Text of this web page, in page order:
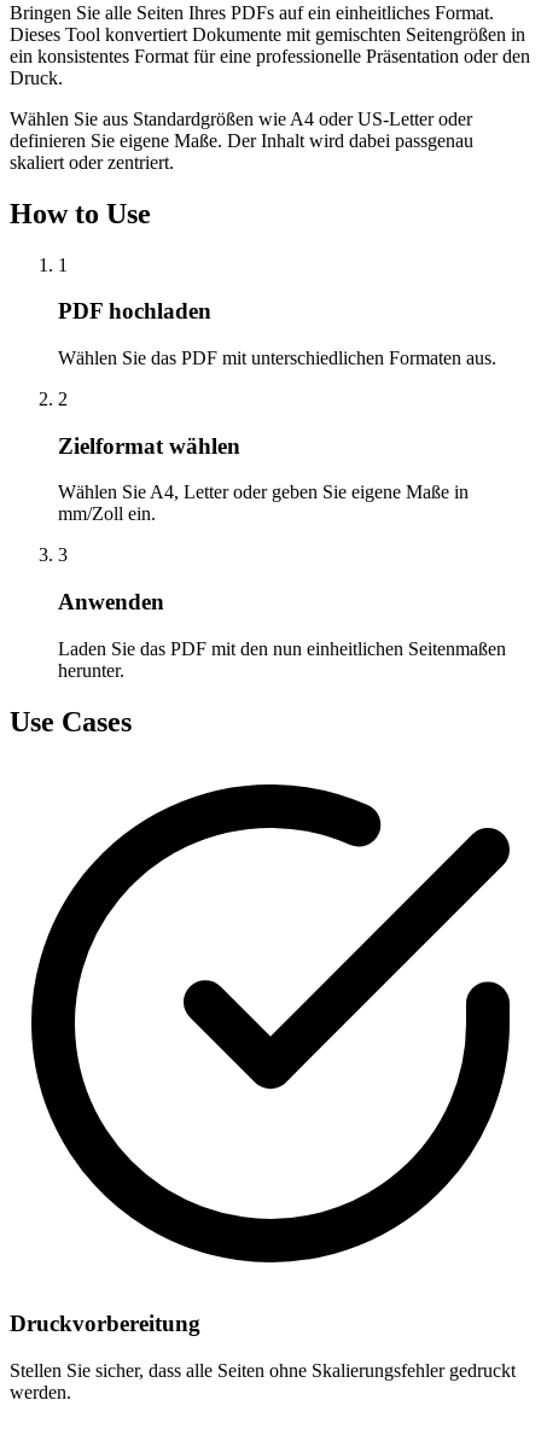
Bringen Sie alle Seiten Ihres PDFs auf ein einheitliches Format.
Dieses Tool konvertiert Dokumente mit gemischten Seitengrößen in
ein konsistentes Format für eine professionelle Präsentation oder den
Druck.
Wählen Sie aus Standardgrößen wie A4 oder US-Letter oder
definieren Sie eigene Maße. Der Inhalt wird dabei passgenau
skaliert oder zentriert.
How to Use
1
PDF hochladen
Wählen Sie das PDF mit unterschiedlichen Formaten aus.
2
Zielformat wählen
Wählen Sie A4, Letter oder geben Sie eigene Maße in
mm/Zoll ein.
3
Anwenden
Laden Sie das PDF mit den nun einheitlichen Seitenmaßen
herunter.
Use Cases
Druckvorbereitung
Stellen Sie sicher, dass alle Seiten ohne Skalierungsfehler gedruckt
werden.